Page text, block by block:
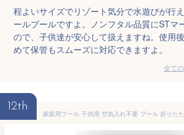
程よいサイズでリゾート気分で水遊びが行
ールプールですよ。ノンフタル品質にSTマ
ので、子供達が安心して扱えますね。使用
めて保管もスムーズに対応できますよ。
全て
12th